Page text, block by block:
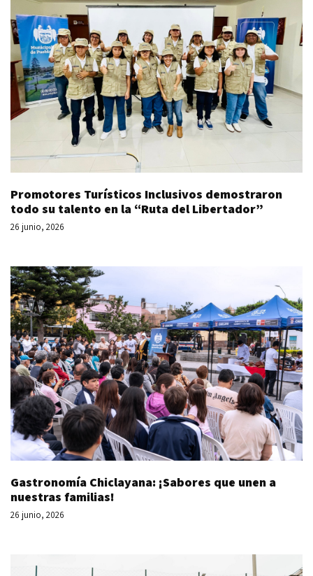
Promotores Turísticos Inclusivos demostraron
todo su talento en la “Ruta del Libertador”
26 junio, 2026
Gastronomía Chiclayana: ¡Sabores que unen a
nuestras familias!
26 junio, 2026